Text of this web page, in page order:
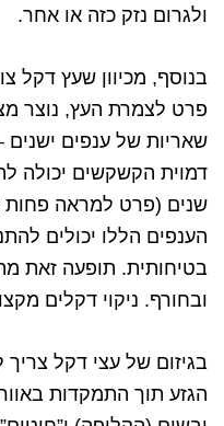
ולגרום נזק כזה או אחר.
בנוסף, מכיוון שעץ דקל
פרט לצמרת העץ, נוצר
שאריות של ענפים ישנים
דמוית הקשקשים יכולה
שנים (פרט למראה פחות
הענפים הללו יכולים
בטיחותית. תופעה זאת
ובחורף. ניקוי דקלים
בגיזום של עצי דקל
הגזע תוך התמקדות